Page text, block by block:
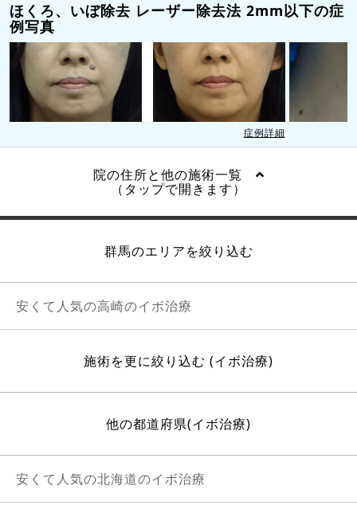
ほくろ、いぼ除去 レーザー除去法 2mm以下の症
例写真
症例詳細
院の住所と他の施術一覧
（タップで開きます）
群馬のエリアを絞り込む
安くて人気の高崎のイボ治療
施術を更に絞り込む (イボ治療)
他の都道府県(イボ治療)
安くて人気の北海道のイボ治療